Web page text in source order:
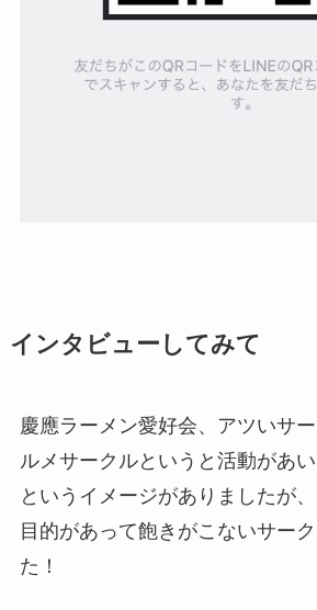
インタビューしてみて
慶應ラーメン愛好会、アツいサ
ルメサークルというと活動があ
というイメージがありましたが
目的があって飽きがこないサー
た！